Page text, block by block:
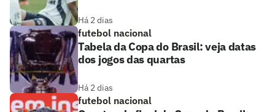
Há 2 dias
futebol nacional
Tabela da Copa do Brasil: veja datas
dos jogos das quartas
Há 2 dias
futebol nacional